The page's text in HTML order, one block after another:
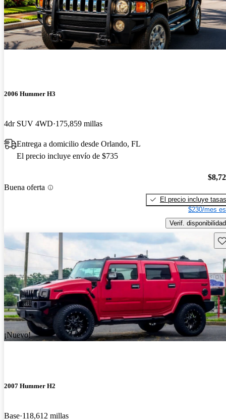
2006 Hummer H3
4dr SUV 4WD 175,859 millas
Entrega a domicilio desde Orlando, FL
El precio incluye envío de $735
Buena oferta
El precio incluye tasas
$230/mes
Verif. disponibilidad
¡Nuevo!
2007 Hummer H2
Base 118,612 millas